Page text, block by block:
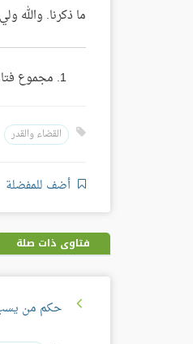
ما ذكرنا. والله
مجموع
القضاء والقدر
أضف للمفضلة
فتاوى ذات صلة
حكم من